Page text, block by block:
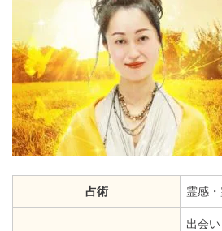
占術 霊感
出会